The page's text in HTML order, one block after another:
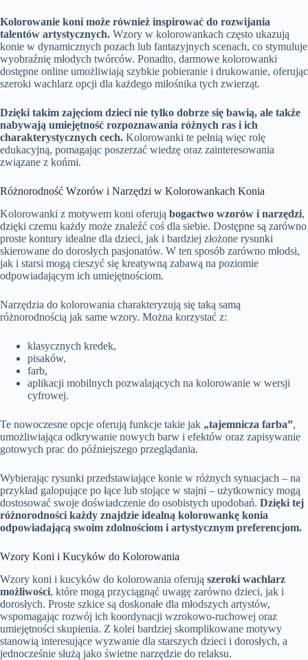
Kolorowanie koni może również inspirować do rozwijania
talentów artystycznych. Wzory w kolorowankach często ukazują
konie w dynamicznych pozach lub fantazyjnych scenach, co stymuluje
wyobraźnię młodych twórców. Ponadto, darmowe kolorowanki
dostępne online umożliwiają szybkie pobieranie i drukowanie, oferując
szeroki wachlarz opcji dla każdego miłośnika tych zwierząt.
Dzięki takim zajęciom dzieci nie tylko dobrze się bawią, ale także
nabywają umiejętność rozpoznawania różnych ras i ich
charakterystycznych cech. Kolorowanki te pełnią więc rolę
edukacyjną, pomagając poszerzać wiedzę oraz zainteresowania
związane z końmi.
Różnorodność Wzorów i Narzędzi w Kolorowankach Konia
Kolorowanki z motywem koni oferują bogactwo wzorów i narzędzi,
dzięki czemu każdy może znaleźć coś dla siebie. Dostępne są zarówno
proste kontury idealne dla dzieci, jak i bardziej złożone rysunki
skierowane do dorosłych pasjonatów. W ten sposób zarówno młodsi,
jak i starsi mogą cieszyć się kreatywną zabawą na poziomie
odpowiadającym ich umiejętnościom.
Narzędzia do kolorowania charakteryzują się taką samą
różnorodnością jak same wzory. Można korzystać z:
klasycznych kredek,
pisaków,
farb,
aplikacji mobilnych pozwalających na kolorowanie w wersji
cyfrowej.
Te nowoczesne opcje oferują funkcje takie jak „tajemnicza farba”,
umożliwiająca odkrywanie nowych barw i efektów oraz zapisywanie
gotowych prac do późniejszego przeglądania.
Wybierając rysunki przedstawiające konie w różnych sytuacjach – na
przykład galopujące po łące lub stojące w stajni – użytkownicy mogą
dostosować swoje doświadczenie do osobistych upodobań. Dzięki tej
różnorodności każdy znajdzie idealną kolorowankę konia
odpowiadającą swoim zdolnościom i artystycznym preferencjom.
Wzory Koni i Kucyków do Kolorowania
Wzory koni i kucyków do kolorowania oferują szeroki wachlarz
możliwości, które mogą przyciągnąć uwagę zarówno dzieci, jak i
dorosłych. Proste szkice są doskonałe dla młodszych artystów,
wspomagając rozwój ich koordynacji wzrokowo-ruchowej oraz
umiejętności skupienia. Z kolei bardziej skomplikowane motywy
stanowią interesujące wyzwanie dla starszych dzieci i dorosłych, a
jednocześnie służą jako świetne narzędzie do relaksu.